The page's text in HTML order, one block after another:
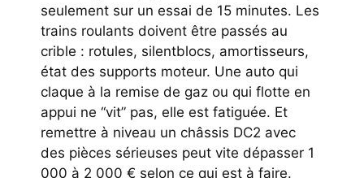
seulement sur un essai de 15 minutes. Les
trains roulants doivent être passés au
crible : rotules, silentblocs, amortisseurs,
état des supports moteur. Une auto qui
claque à la remise de gaz ou qui flotte en
appui ne “vit” pas, elle est fatiguée. Et
remettre à niveau un châssis DC2 avec
des pièces sérieuses peut vite dépasser 1
000 à 2 000 € selon ce qui est à faire.